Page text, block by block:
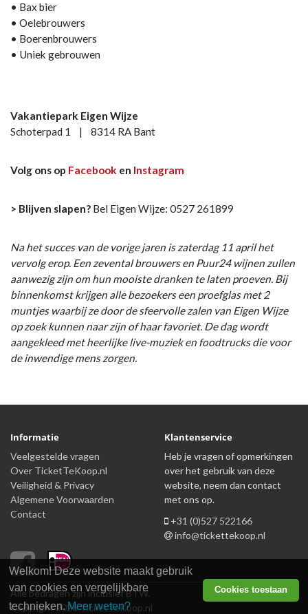
Welkom! Deze website maakt gebruik
van cookies en vergelijkbare
technieken.Meer weten?
Cookies toestaan
• Bax bier
• Oelebrouwers
• Boerenbrouwers
• Uniek gebrouwen
Vakantiepark Eigen Wijze
Schoterpad 1 | 8314 RA Bant
Volg ons op Facebook en Instagram
> Blijven slapen? Bel Eigen Wijze: 0527 261899
Na het succes van de vorige jaren is zaterdag 11 april het
vervolg erop. Een zevental brouwers en Puur24 wijnen zullen
aanwezig zijn om hun mooiste dranken te laten proeven. Bij
binnenkomst krijgen alle bezoekers een proefglas met 2
muntjes waarbij ze door de sfeervolle zalen van Eigen Wijze
op zoek kunnen naar zijn of haar favoriet. De dag wordt
aangekleed met heerlijke live-muziek en foodtrucks die voor
de inwendige mens zorgen.
Informatie
Veelgestelde vragen
Over TicketTeKoop.nl
Veiligheid & Privacy
Algemene Voorwaarden
Contact
Klantenservice
Heb je vragen of opmerkingen
over het gebruik van deze
website, neem dan contact
met ons op.
+31 (0)527 522166
info@tickettekoop.nl
Alle bedragen zijn inclusief BTW.
Copyright 2026 TicketTeKoop.nl